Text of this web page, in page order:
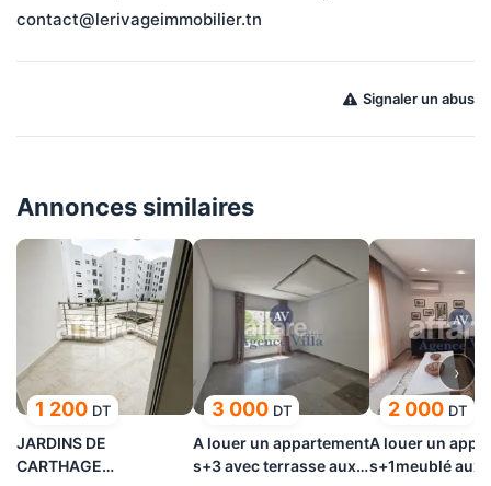
contact@lerivageimmobilier.tn
Signaler un abus
Annonces similaires
1 200 DT
JARDINS DE
CARTHAGE
3 000 DT
A louer un appartement
s+3 avec terrasse aux
2 000 DT
A louer un
s+1meublé aux
›